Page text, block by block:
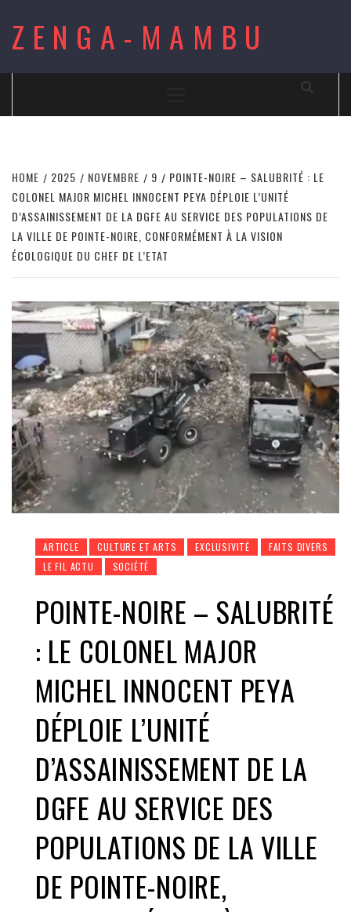
content
ZENGA-MAMBU
HOME 2025 NOVEMBRE 9
POINTE-NOIRE – SALUBRITÉ : LE
COLONEL MAJOR MICHEL INNOCENT PEYA DÉPLOIE L’UNITÉ
D’ASSAINISSEMENT DE LA DGFE AU SERVICE DES POPULATIONS DE
LA VILLE DE POINTE-NOIRE, CONFORMÉMENT À LA VISION
ÉCOLOGIQUE DU CHEF DE L’ETAT
ARTICLE CULTURE ET ARTS EXCLUSIVITÉ
FAITS DIVERS
LE FIL ACTU
SOCIÉTÉ
POINTE-NOIRE – SALUBRITÉ
: LE COLONEL MAJOR
MICHEL INNOCENT PEYA
DÉPLOIE L’UNITÉ
D’ASSAINISSEMENT DE LA
DGFE AU SERVICE DES
POPULATIONS DE LA VILLE
DE POINTE-NOIRE,